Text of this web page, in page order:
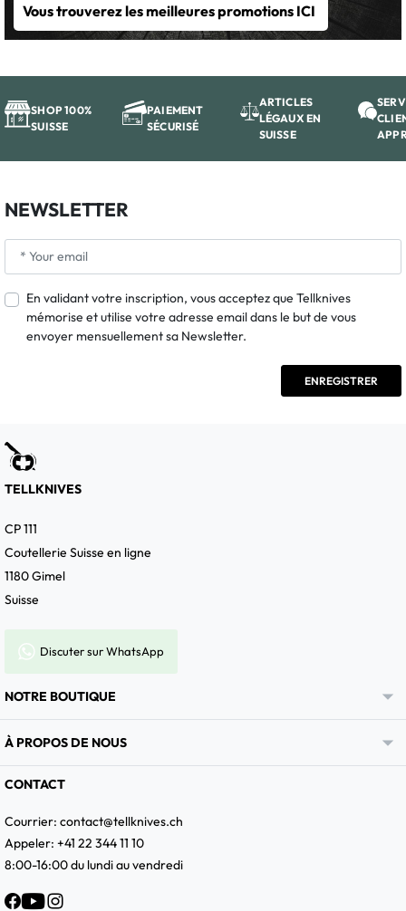
Vous trouverez les meilleures promotions ICI
SHOP 100%
SUISSE
PAIEMENT
SÉCURISÉ
ARTICLES
LÉGAUX EN
SUISSE
NEWSLETTER
En validant votre inscription, vous acceptez que Tellknives
mémorise et utilise votre adresse email dans le but de vous
envoyer mensuellement sa Newsletter.
TELLKNIVES
CP 111
Coutellerie Suisse en ligne
1180 Gimel
Suisse
Discuter sur WhatsApp
NOTRE BOUTIQUE 
À PROPOS DE NOUS 
CONTACT
Courrier: contact@tellknives.ch
Appeler: +41 22 344 11 10
8:00-16:00 du lundi au vendredi